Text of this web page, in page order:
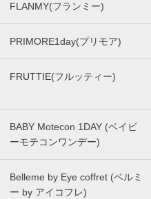
FLANMY(フランミー)
PRIMORE1day(プリモア)
FRUTTIE(フルッティー)
BABY Motecon 1DAY (ベイビ
ーモテコンワンデー)
Belleme by Eye coffret (ベルミ
ー by アイコフレ)